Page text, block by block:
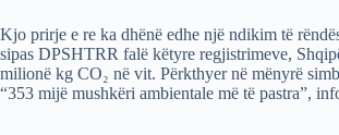
Kjo prirje e re ka dhënë edhe një ndikim të
sipas DPSHTRR falë këtyre regjistrimeve,
milionë kg CO₂ në vit. Përkthyer në mënyrë
“353 mijë mushkëri ambientale më të pastra”,